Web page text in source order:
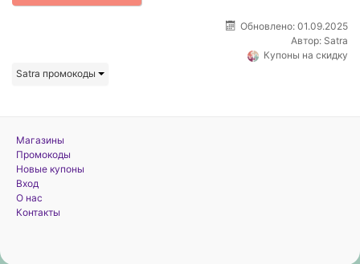
Обновлено: 01.09.2025
Автор: Satra
Купоны на скидку
Satra промокоды
Магазины
Промокоды
Новые купоны
Вход
О нас
Контакты